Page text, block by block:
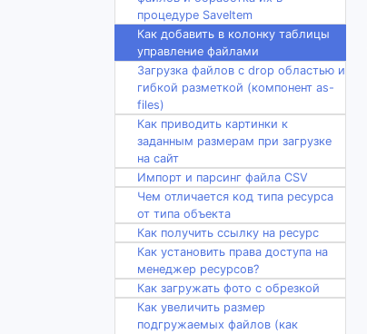
процедуре SaveItem
Как добавить в колонку таблицы
управление файлами
Загрузка файлов с drop областью и
гибкой разметкой (компонент as-
files)
Как приводить картинки к
заданным размерам при загрузке
на сайт
Импорт и парсинг файла CSV
Чем отличается код типа ресурса
от типа объекта
Как получить ссылку на ресурс
Как установить права доступа на
менеджер ресурсов?
Как загружать фото с обрезкой
Как увеличить размер
подгружаемых файлов (как